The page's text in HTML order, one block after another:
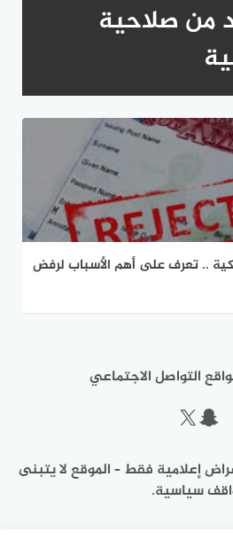
من صلاحية
.. تعرف على أهم الأسباب لرفض
التواصل الاجتماعي
سناب شات
إكس
إعلامية فقط – الموقع لا يتبنى
سياسية.